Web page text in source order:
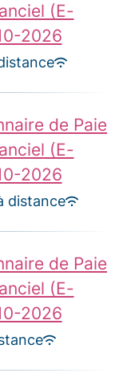
(E-
2026
de Paie
(E-
2026
distance
de Paie
(E-
2026